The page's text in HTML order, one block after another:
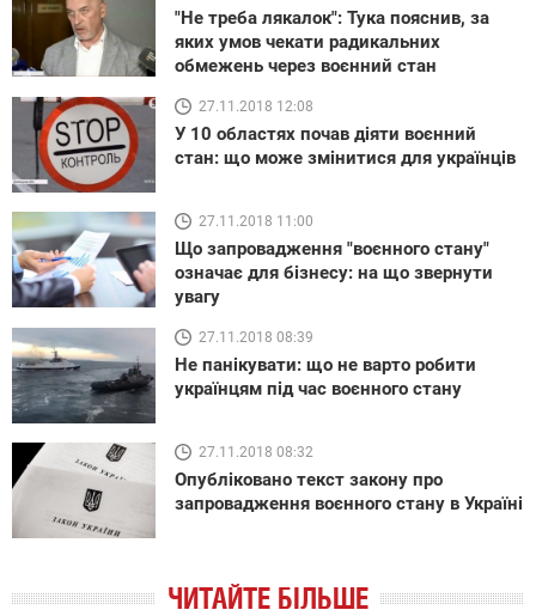
"Не треба лякалок": Тука пояснив, за
яких умов чекати радикальних
обмежень через воєнний стан
27.11.2018 12:08
У 10 областях почав діяти воєнний
стан: що може змінитися для українців
27.11.2018 11:00
Що запровадження "воєнного стану"
означає для бізнесу: на що звернути
увагу
27.11.2018 08:39
Не панікувати: що не варто робити
українцям під час воєнного стану
27.11.2018 08:32
Опубліковано текст закону про
запровадження воєнного стану в Україні
ЧИТАЙТЕ БІЛЬШЕ